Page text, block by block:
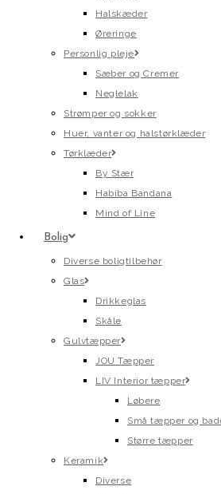
Halskæder
Øreringe
Personlig pleje
Sæber og Cremer
Neglelak
Strømper og sokker
Huer, vanter og halstørklæder
Tørklæder
By Stær
Habiba Bandana
Mind of Line
Bolig
Diverse boligtilbehør
Glas
Drikkeglas
Skåle
Gulvtæpper
JOU Tæpper
LIV Interior tæpper
Løbere
Små tæpper og
Større tæpper
Keramik
Diverse